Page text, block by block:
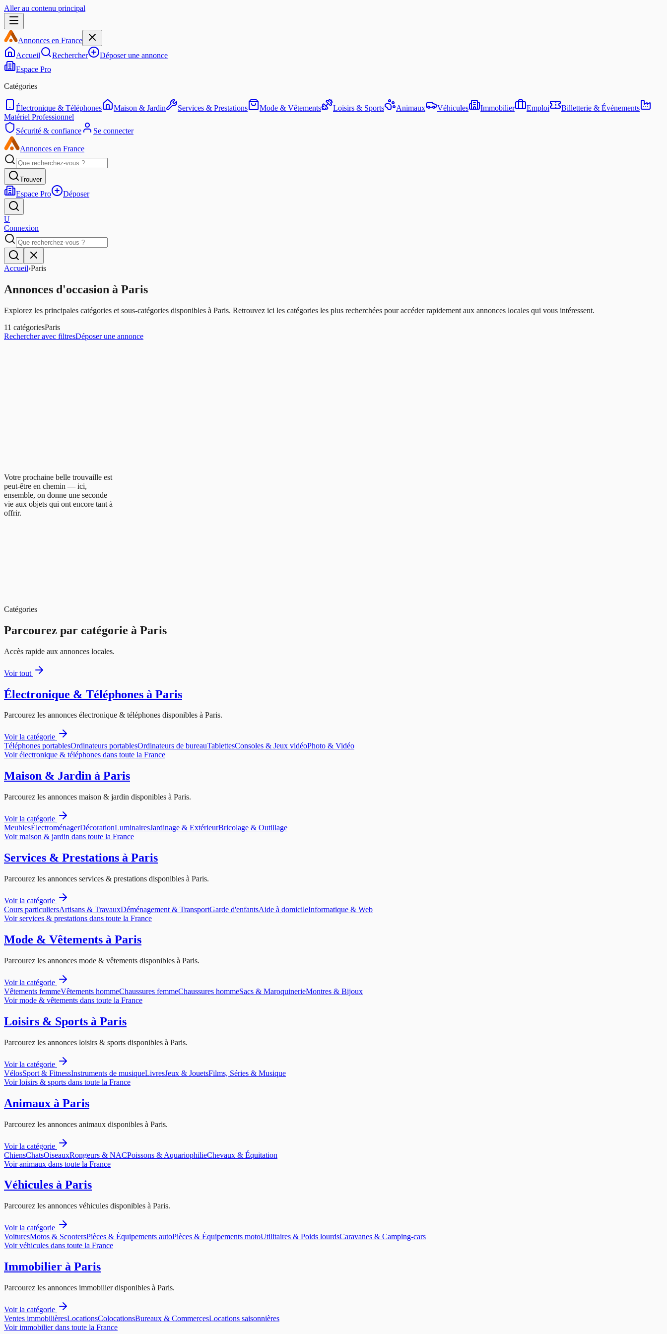
Aller au contenu principal
Annonces en France
Accueil
Rechercher
Déposer une annonce
Espace Pro
Catégories
Électronique & Téléphones Maison & Jardin Services & Prestations Mode & Vêtements Loisirs & Sports Animaux Véhicules Immobilier Emploi
Billetterie & Événements
Matériel Professionnel
Sécurité & confiance
Se connecter
Annonces en France
Trouver
Espace Pro Déposer
U
Connexion
Accueil›Paris
Annonces d'occasion à Paris
Explorez les principales catégories et sous-catégories disponibles à Paris. Retrouvez ici les catégories les plus recherchées pour accéder rapidement aux annonces locales qui vous intéressent.
11 catégoriesParis
Rechercher avec filtresDéposer une annonce
Votre prochaine belle trouvaille est
peut-être en chemin — ici,
ensemble, on donne une seconde
vie aux objets qui ont encore tant à
offrir.
Catégories
Parcourez par catégorie à Paris
Accès rapide aux annonces locales.
Voir tout
Électronique & Téléphones à Paris
Parcourez les annonces électronique & téléphones disponibles à Paris.
Voir la catégorie
Téléphones portablesOrdinateurs portablesOrdinateurs de bureauTablettesConsoles & Jeux vidéoPhoto & Vidéo
Voirélectronique & téléphones dans toute la France
Maison & Jardin à Paris
Parcourez les annonces maison & jardin disponibles à Paris.
Voir la catégorie
MeublesÉlectroménagerDécorationLuminairesJardinage & ExtérieurBricolage & Outillage
Voirmaison & jardin dans toute la France
Services & Prestations à Paris
Parcourez les annonces services & prestations disponibles à Paris.
Voir la catégorie
Cours particuliersArtisans & TravauxDéménagement & TransportGarde d'enfantsAide à domicileInformatique & Web
Voirservices & prestations dans toute la France
Mode & Vêtements à Paris
Parcourez les annonces mode & vêtements disponibles à Paris.
Voir la catégorie
Vêtements femmeVêtements hommeChaussures femmeChaussures hommeSacs & MaroquinerieMontres & Bijoux
Voirmode & vêtements dans toute la France
Loisirs & Sports à Paris
Parcourez les annonces loisirs & sports disponibles à Paris.
Voir la catégorie
VélosSport & FitnessInstruments de musiqueLivresJeux & JouetsFilms, Séries & Musique
Voirloisirs & sports dans toute la France
Animaux à Paris
Parcourez les annonces animaux disponibles à Paris.
Voir la catégorie
ChiensChatsOiseauxRongeurs & NACPoissons & AquariophilieChevaux & Équitation
Voiranimaux dans toute la France
Véhicules à Paris
Parcourez les annonces véhicules disponibles à Paris.
Voir la catégorie
VoituresMotos & ScootersPièces & Équipements autoPièces & Équipements motoUtilitaires & Poids lourdsCaravanes & Camping-cars
Voirvéhicules dans toute la France
Immobilier à Paris
Parcourez les annonces immobilierdisponibles à Paris.
Voir la catégorie
Ventes immobilièresLocationsColocationsBureaux & CommercesLocations saisonnières
Voirimmobilierdans toute la France